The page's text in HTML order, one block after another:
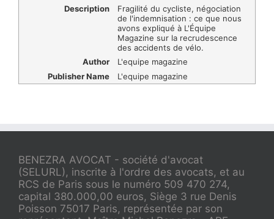
Description
Fragilité du cycliste, négociation
de l'indemnisation : ce que nous
avons expliqué à L'Équipe
Magazine sur la recrudescence
des accidents de vélo.
Author
L'equipe magazine
Publisher Name
L'equipe magazine
BENEZRA AVOCAT - société d'avocat
(SELURL), inscrite à l'ordre des avocats, et au
RCS de Paris sous le numéro 509 470 274,
capital 380.000,00 euros, Siège 3 rue Denis
Poisson 75017 Paris, représentée par son